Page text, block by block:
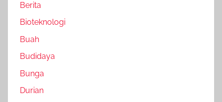
Berita
Bioteknologi
Buah
Budidaya
Bunga
Durian